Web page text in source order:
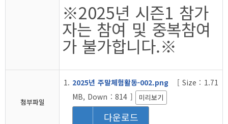
※2025년 시즌1 참가
자는 참여 및 중복참여
가 불가합니다.※
첨부파일
2025년 주말체험활동-002.png [ Size : 1.71
MB, Down : 814 ]
미리보기
다운로드